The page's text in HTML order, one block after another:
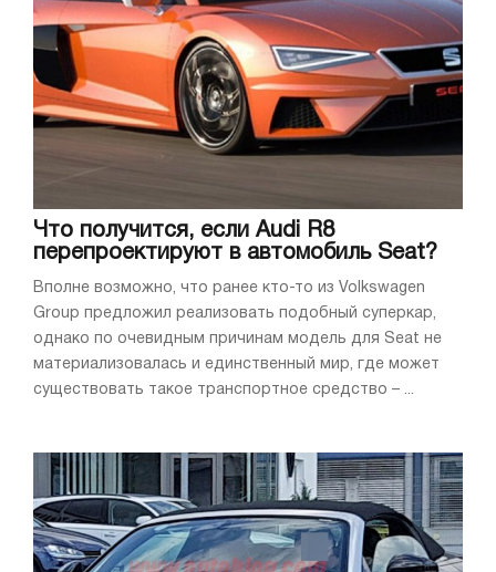
Что получится, если Audi R8
перепроектируют в автомобиль Seat?
Вполне возможно, что ранее кто-то из Volkswagen
Group предложил реализовать подобный суперкар,
однако по очевидным причинам модель для Seat не
материализовалась и единственный мир, где может
существовать такое транспортное средство – ...